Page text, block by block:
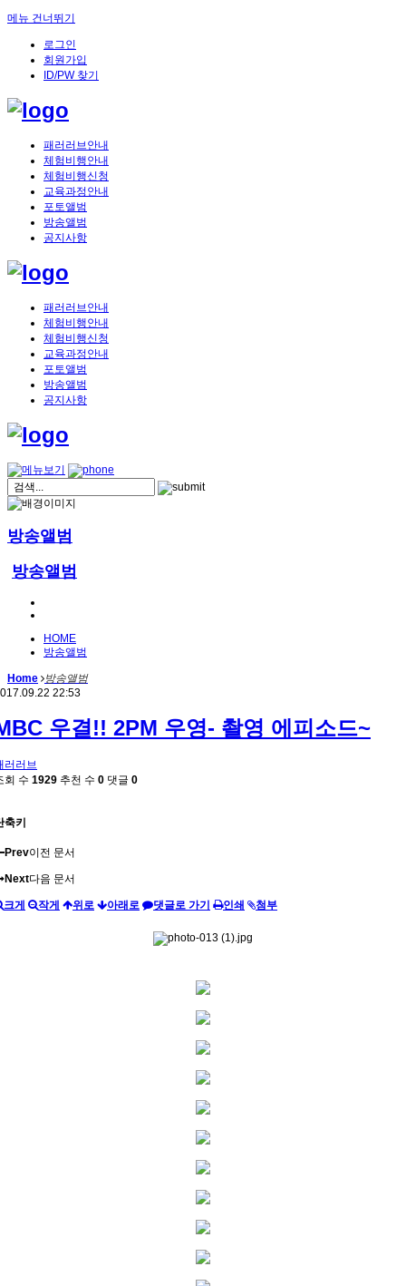
메뉴 건너뛰기
로그인
회원가입
ID/PW 찾기
패러러브안내
체험비행안내
체험비행신청
교육과정안내
포토앨범
방송앨범
공지사항
패러러브안내
체험비행안내
체험비행신청
교육과정안내
포토앨범
방송앨범
공지사항
방송앨범
방송앨범
HOME
방송앨범
Home
방송앨범
22:53
우결!! 2PM 우영- 촬영 에피소드~
러러브
회 수 1929 추천 수 0 댓글 0
축키
Prev이전 문서
Next다음 문서
크게 작게 위로 아래로 댓글로 가기 인쇄 첨부